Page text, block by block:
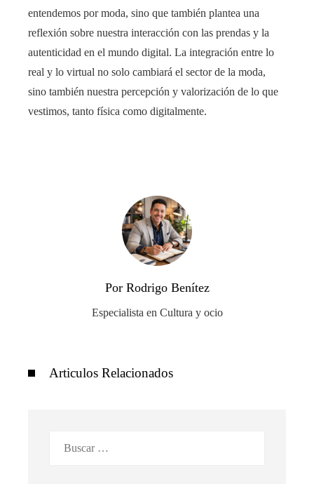
entendemos por moda, sino que también plantea una
reflexión sobre nuestra interacción con las prendas y la
autenticidad en el mundo digital. La integración entre lo
real y lo virtual no solo cambiará el sector de la moda,
sino también nuestra percepción y valorización de lo que
vestimos, tanto física como digitalmente.
Por Rodrigo Benítez
Especialista en Cultura y ocio
Articulos Relacionados